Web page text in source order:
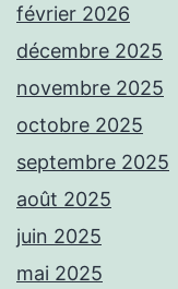
février 2026
décembre 2025
novembre 2025
octobre 2025
septembre 2025
août 2025
juin 2025
mai 2025